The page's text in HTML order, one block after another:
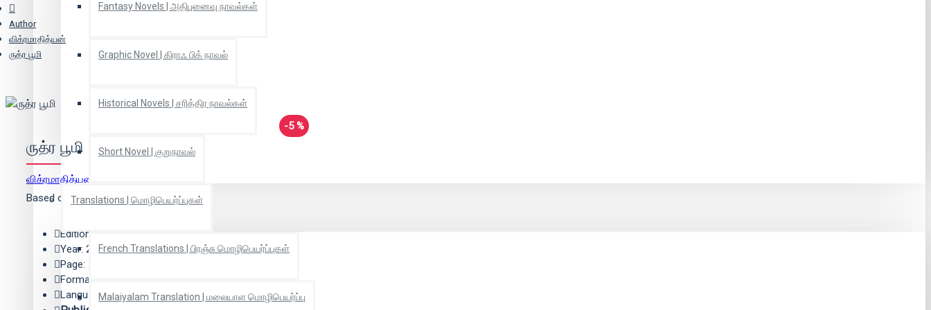
Fantasy Novels | அதிபுனைவு நாவல்கள்
Graphic Novel | கிராஃ பிக் நாவல்
Historical Novels | சரித்திர நாவல்கள்
Short Novel | குறுநாவல்
Translations | மொழிபெயர்ப்புகள்
French Translations | பிரஞ்சு மொழிபெயர்ப்புகள்
Malaiyalam Translation | மலையாள மொழிபெயர்ப்பு
Author
விக்ரமாதித்யன்
ருத்ர பூமி
-5 %
ருத்ர பூமி
விக்ரமாதித்யன்
Based on 0 reviews. - Write a review
Edition: 1
Year: 2014
Page: 208
Format: Paper Back
Language: Tamil